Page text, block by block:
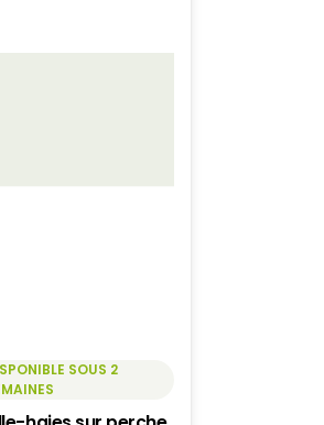
SOUS 2